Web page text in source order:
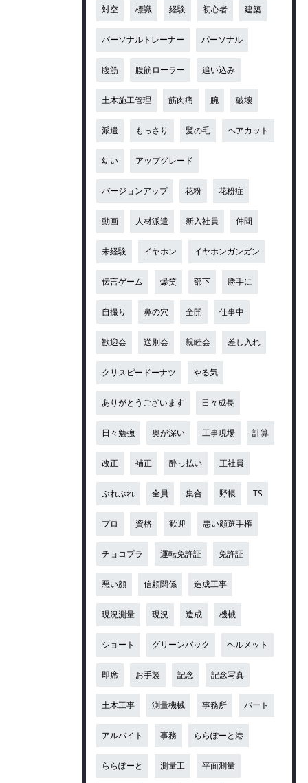
対空 標識 経験 初心者 建築
パーソナルトレーナー パーソナル
腹筋 腹筋ローラー 追い込み
土木施工管理 筋肉痛 腕 破壊
派遣 もっさり 髪の毛 ヘアカット
幼い アップグレード
バージョンアップ 花粉 花粉症
動画 人材派遣 新入社員 仲間
未経験 イヤホン イヤホンガンガン
伝言ゲーム 爆笑 部下 勝手に
自撮り 鼻の穴 全開 仕事中
歓迎会 送別会 親睦会 差し入れ
クリスピードーナツ やる気
ありがとうございます 日々成長
日々勉強 奥が深い 工事現場 計算
改正 補正 酔っ払い 正社員
ぶれぶれ 全員 集合 野帳 TS
プロ 資格 歓迎 悪い顔選手権
チョコプラ 運転免許証 免許証
悪い顔 信頼関係 造成工事
現況測量 現況 造成 機械
ショート グリーンバック ヘルメット
即席 お手製 記念 記念写真
土木工事 測量機械 事務所 パート
アルバイト 事務 ららぽーと港
ららぽーと 測量工 平面測量